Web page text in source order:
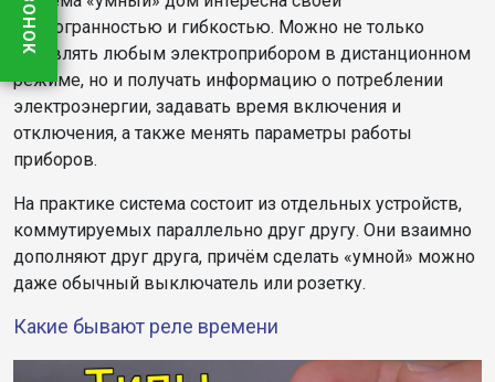
многогранностью и гибкостью. Можно не только
управлять любым электроприбором в дистанционном
режиме, но и получать информацию о потреблении
электроэнергии, задавать время включения и
отключения, а также менять параметры работы
приборов.
На практике система состоит из отдельных устройств,
коммутируемых параллельно друг другу. Они взаимно
дополняют друг друга, причём сделать «умной» можно
даже обычный выключатель или розетку.
Какие бывают реле времени